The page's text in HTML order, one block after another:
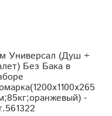
(Душ +
Без Бака в
-